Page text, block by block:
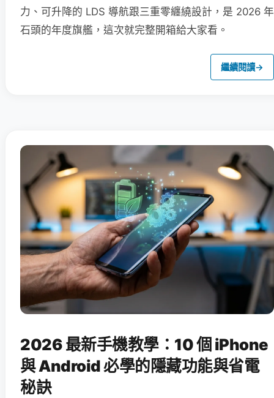
力、可升降的 LDS 導航跟三重零纏繞設計，是 2026 年
石頭的年度旗艦，這次就完整開箱給大家看。
繼續閱讀→
2026 最新手機教學：10 個 iPhone
與 Android 必學的隱藏功能與省電
秘訣